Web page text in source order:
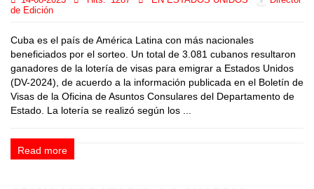
de Edición
Cuba es el país de América Latina con más nacionales
beneficiados por el sorteo. Un total de 3.081 cubanos resultaron
ganadores de la lotería de visas para emigrar a Estados Unidos
(DV-2024), de acuerdo a la información publicada en el Boletín de
Visas de la Oficina de Asuntos Consulares del Departamento de
Estado. La lotería se realizó según los ...
Read more